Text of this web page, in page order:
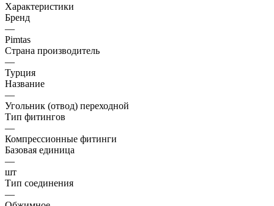
Характеристики
Бренд
—
Pimtas
Страна производитель
—
Турция
Название
—
Угольник (отвод) переходной
Тип фитингов
—
Компрессионные фитинги
Базовая единица
—
шт
Тип соединения
—